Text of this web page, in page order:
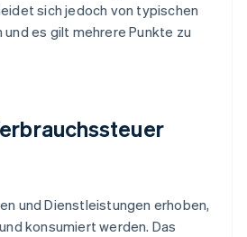
sich jedoch von typischen
es gilt mehrere Punkte zu
und Dienstleistungen erhoben,
konsumiert werden. Das